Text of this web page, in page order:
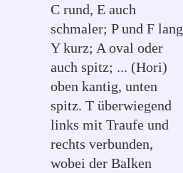
C rund, E auch
schmaler; P und F
Y kurz; A oval oder
auch spitz; ... (Hori)
oben kantig, unten
spitz. T überwiegend
links mit Traufe und
rechts verbunden,
wobei der Balken